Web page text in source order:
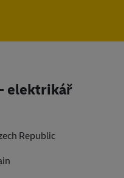
elektrikář
Republic